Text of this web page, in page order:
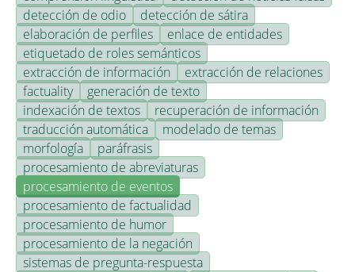
detección de odio
detección de sátira
elaboración de perfiles
enlace de entidades
etiquetado de roles semánticos
extracción de información
extracción de relaciones
factuality
generación de texto
indexación de textos
recuperación de información
traducción automática
modelado de temas
morfología
paráfrasis
procesamiento de abreviaturas
procesamiento de eventos
procesamiento de factualidad
procesamiento de humor
procesamiento de la negación
sistemas de pregunta-respuesta